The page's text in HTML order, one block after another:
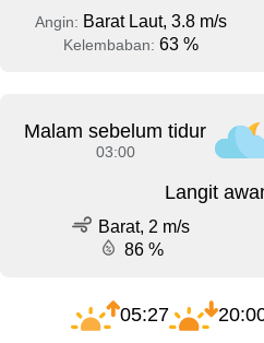
Angin: Barat Laut, 3.8 m/s
Kelembaban: 63 %
Malam sebelum tidur
03:00
Langit
Barat, 2 m/s
86 %
05:27